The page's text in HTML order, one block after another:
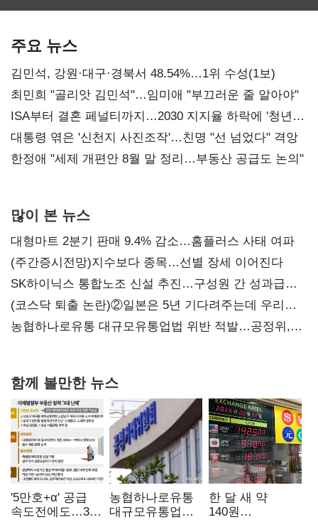
주요 뉴스
김민석, 강원·대구·경북서 48.54%…1위 수성(1보)
최민희 "골리앗 김민석"…임미애 "부끄러운 줄 알아야"
ISA부터 결혼 페널티까지…2030 지지율 하락에 '청년
챙기기'
대통령 엮은 '신천지 사진조작'…친명 "선 넘었다" 격앙
한정애 "세제 개편안 8월 말 정리…부동산 공급도 논의"
많이 본 뉴스
대형마트 2분기 판매 9.4% 감소…홈플러스 사태 여파
(주간증시전망)지수보다 종목…선별 장세 이어진다
SK하이닉스 통합노조 신설 추진…구성원 간 성과급
불만 확산
(코스닥 퇴출 논란)②일본은 5년 기다려주는데 우리는
당장 퇴출?…시간만으론 부족한 코스닥 구하기
농협하나로유통 대규모유통업법 위반 적발…공정위,
함께 볼만한 뉴스
'5만호+α' 공급
속도전에도…3대
농협하나로유통
대규모유통업법
한 달 새 약
140원